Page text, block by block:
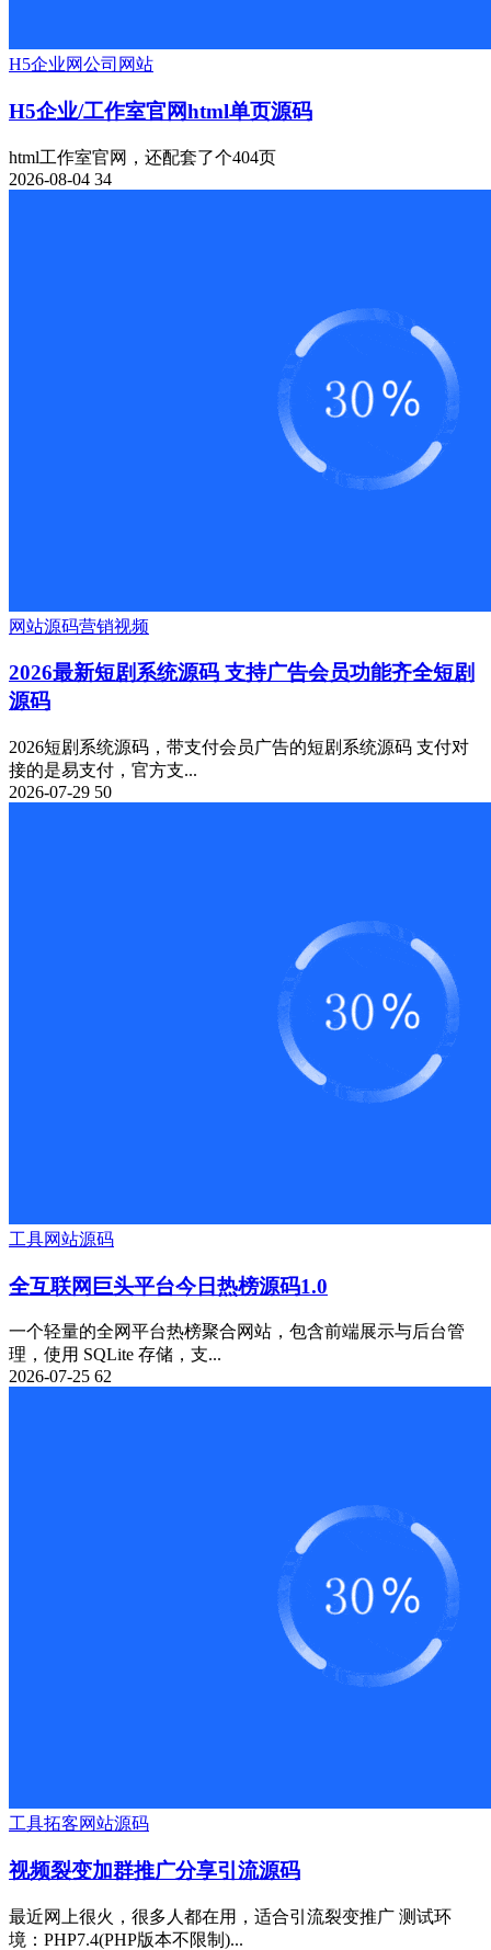
H5企业网公司网站
H5企业/工作室官网html单页源码
html工作室官网，还配套了个404页
2026-08-04 34
网站源码营销视频
2026最新短剧系统源码 支持广告会员功能齐全短剧
源码
2026短剧系统源码，带支付会员广告的短剧系统源码 支付对
接的是易支付，官方支...
2026-07-29 50
工具网站源码
全互联网巨头平台今日热榜源码1.0
一个轻量的全网平台热榜聚合网站，包含前端展示与后台管
理，使用 SQLite 存储，支...
2026-07-25 62
工具拓客网站源码
视频裂变加群推广分享引流源码
最近网上很火，很多人都在用，适合引流裂变推广 测试环
境：PHP7.4(PHP版本不限制)...